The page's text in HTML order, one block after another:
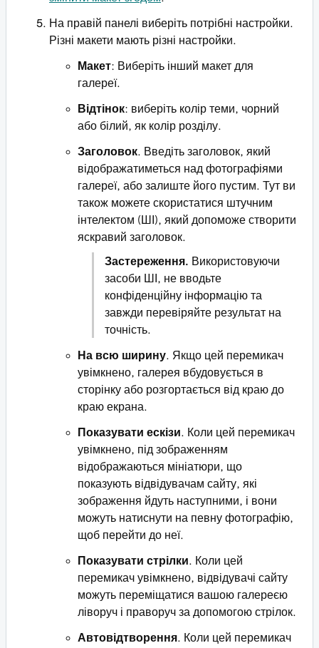
На правій панелі виберіть потрібні настройки.
Різні макети мають різні настройки.
Макет: Виберіть інший макет для
галереї.
Відтінок: виберіть колір теми, чорний
або білий, як колір розділу.
Заголовок. Введіть заголовок, який
відображатиметься над фотографіями
галереї, або залиште його пустим. Тут ви
також можете скористатися штучним
інтелектом (ШІ), який допоможе створити
яскравий заголовок.
Застереження. Використовуючи
засоби ШІ, не вводьте
конфіденційну інформацію та
завжди перевіряйте результат на
точність.
На всю ширину. Якщо цей перемикач
увімкнено, галерея вбудовується в
сторінку або розгортається від краю до
краю екрана.
Показувати ескізи. Коли цей перемикач
увімкнено, під зображенням
відображаються мініатюри, що
показують відвідувачам сайту, які
зображення йдуть наступними, і вони
можуть натиснути на певну фотографію,
щоб перейти до неї.
Показувати стрілки. Коли цей
перемикач увімкнено, відвідувачі сайту
можуть переміщатися вашою галереєю
ліворуч і праворуч за допомогою стрілок.
Автовідтворення. Коли цей перемикач